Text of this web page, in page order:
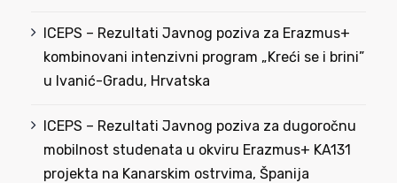
ICEPS – Rezultati Javnog poziva za Erazmus+
kombinovani intenzivni program „Kreći se i brini”
u Ivanić-Gradu, Hrvatska
ICEPS – Rezultati Javnog poziva za dugoročnu
mobilnost studenata u okviru Erazmus+ KA131
projekta na Kanarskim ostrvima, Španija